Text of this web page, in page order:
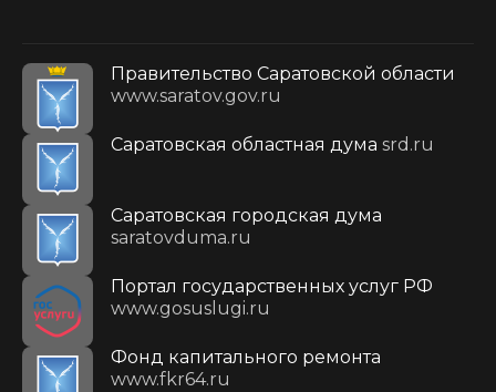
Правительство Саратовской области
www.saratov.gov.ru
Саратовская областная дума srd.ru
Саратовская городская дума
saratovduma.ru
Портал государственных услуг РФ
www.gosuslugi.ru
Фонд капитального ремонта
www.fkr64.ru